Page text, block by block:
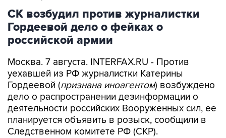
СК возбудил против журналистки
Гордеевой дело о фейках о
российской армии
Москва. 7 августа. INTERFAX.RU - Против
уехавшей из РФ журналистки Катерины
Гордеевой (признана иноагентом) возбуждено
дело о распространении дезинформации о
деятельности российских Вооруженных сил, ее
планируется объявить в розыск, сообщили в
Следственном комитете РФ (СКР).